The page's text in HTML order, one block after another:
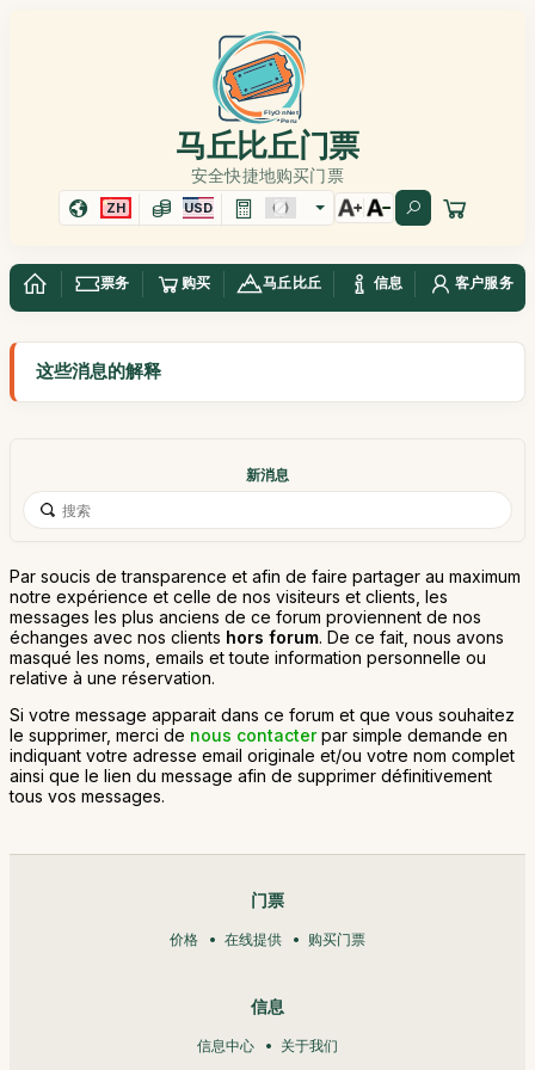
马丘比丘门票
安全快捷地购买门票
ZH USD
票务 购买 马丘比丘 信息 客户服务
这些消息的解释
新消息
Par soucis de transparence et afin de faire partager au maximum
notre expérience et celle de nos visiteurs et clients, les
messages les plus anciens de ce forum proviennent de nos
échanges avec nos clients hors forum. De ce fait, nous avons
masqué les noms, emails et toute information personnelle ou
relative à une réservation.
Si votre message apparait dans ce forum et que vous souhaitez
le supprimer, merci de nous contacterpar simple demande en
indiquant votre adresse email originale et/ou votre nom complet
ainsi que le lien du message afin de supprimer définitivement
tous vos messages.
门票
价格 在线提供 购买门票
信息
信息中心 关于我们